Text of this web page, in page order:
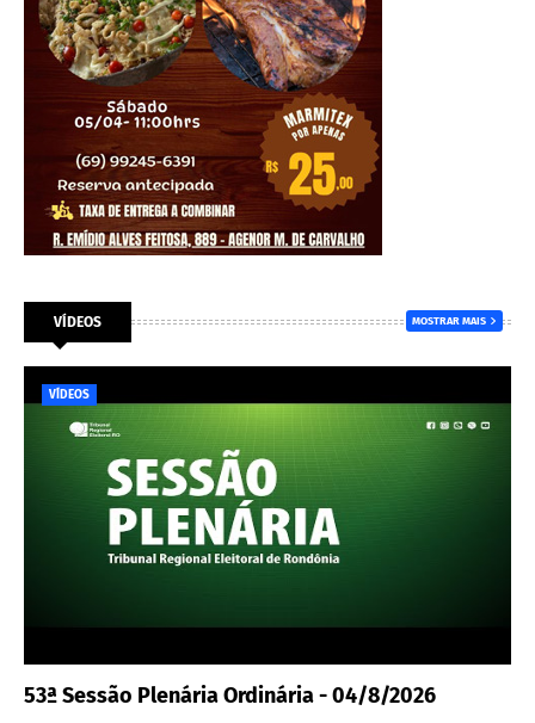
VÍDEOS MOSTRAR MAIS
VÍDEOS
53ª Sessão Plenária Ordinária - 04/8/2026